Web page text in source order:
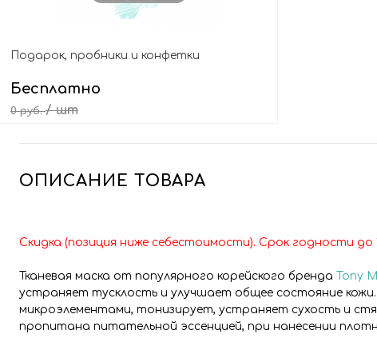
Подарок, пробники и конфетки
Бесплатно
0 руб./ шт
ОПИСАНИЕ ТОВАРА
Скидка (позиция ниже себестоимости). Срок годности до
Тканевая маска от популярного корейского бренда Tony
устраняет тусклость и улучшает общее состояние
микроэлементами, тонизирует, устраняет сухость и
пропитана питательной эссенцией, при нанесении